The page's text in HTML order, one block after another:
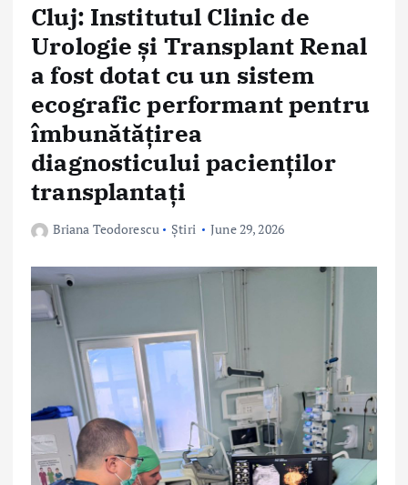
Cluj: Institutul Clinic de
Urologie și Transplant Renal
a fost dotat cu un sistem
ecografic performant pentru
îmbunătățirea
diagnosticului pacienților
transplantați
Briana Teodorescu Știri June 29, 2026